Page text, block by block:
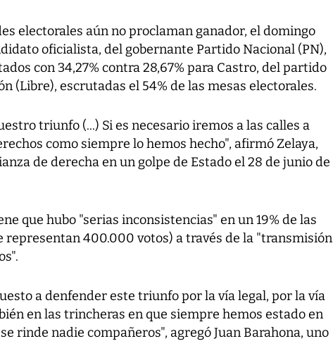
electorales aún no proclaman ganador, el domingo
oficialista, del gobernante Partido Nacional (PN),
con 34,27% contra 28,67% para Castro, del partido
(Libre), escrutadas el 54% de las mesas electorales.
triunfo (...) Si es necesario iremos a las calles a
como siempre lo hemos hecho", afirmó Zelaya,
de derecha en un golpe de Estado el 28 de junio de
que hubo "serias inconsistencias" en un 19% de las
representan 400.000 votos) a través de la "transmisión
a denfender este triunfo por la vía legal, por la vía
en las trincheras en que siempre hemos estado en
rinde nadie compañeros", agregó Juan Barahona, uno